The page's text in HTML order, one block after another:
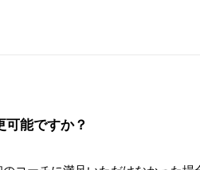
可能ですか？